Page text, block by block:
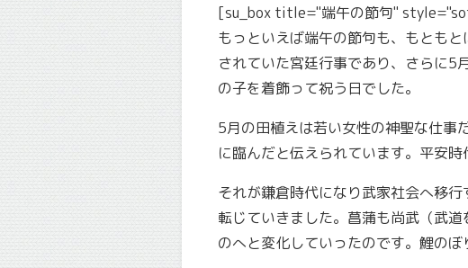
[su_box title="端午の節句"
もっといえば端午の節句も、もとも
されていた宮廷行事であり、さらに5
の子を着飾って祝う日でした。
5月の田植えは若い女性の神聖な仕事
に臨んだと伝えられています。平安時
それが鎌倉時代になり武家社会へ移
転じていきました。菖蒲も尚武（武
のへと変化していったのです。鯉のぼ